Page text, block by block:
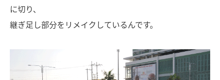
に切り、
継ぎ足し部分をリメイクしているんです。